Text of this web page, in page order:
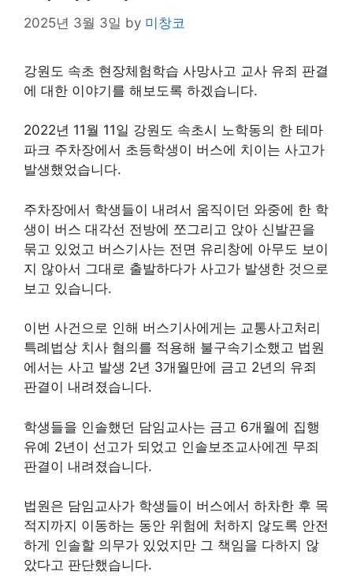
2025년 3월 3일 by 미창코
강원도 속초 현장체험학습 사망사고 교사 유죄 판결
에 대한 이야기를 해보도록 하겠습니다.
2022년 11월 11일 강원도 속초시 노학동의 한 테마
파크 주차장에서 초등학생이 버스에 치이는 사고가
발생했었습니다.
주차장에서 학생들이 내려서 움직이던 와중에 한 학
생이 버스 대각선 전방에 쪼그리고 앉아 신발끈을
묶고 있었고 버스기사는 전면 유리창에 아무도 보이
지 않아서 그대로 출발하다가 사고가 발생한 것으로
보고 있습니다.
이번 사건으로 인해 버스기사에게는 교통사고처리
특례법상 치사 혐의를 적용해 불구속기소했고 법원
에서는 사고 발생 2년 3개월만에 금고 2년의 유죄
판결이 내려졌습니다.
학생들을 인솔했던 담임교사는 금고 6개월에 집행
유예 2년이 선고가 되었고 인솔보조교사에겐 무죄
판결이 내려졌습니다.
법원은 담임교사가 학생들이 버스에서 하차한 후 목
적지까지 이동하는 동안 위험에 처하지 않도록 안전
하게 인솔할 의무가 있었지만 그 책임을 다하지 않
았다고 판단했습니다.